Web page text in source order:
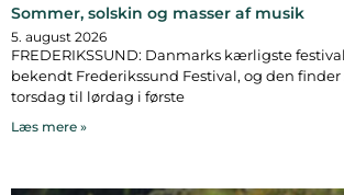
Sommer, solskin og masser af musik
5. august 2026
FREDERIKSSUND: Danmarks kærligste
bekendt Frederikssund Festival, og den finder
torsdag til lørdag i første
Læs mere »